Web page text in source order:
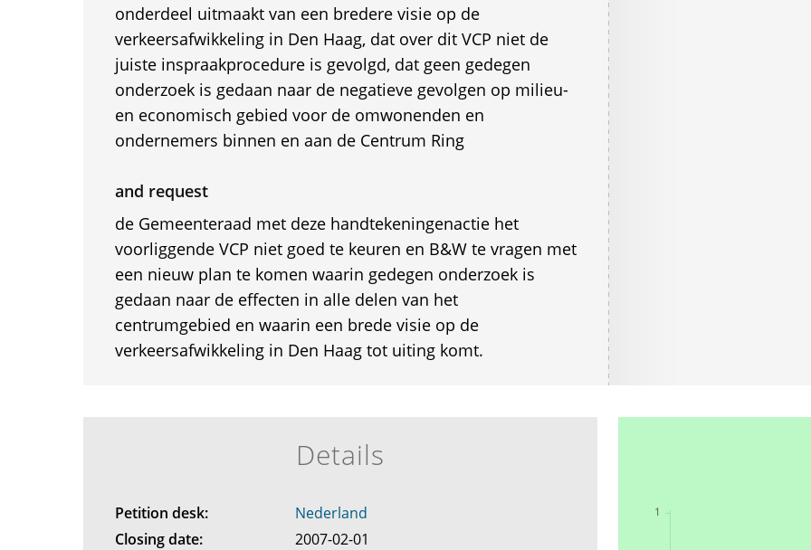
onderdeel uitmaakt van een bredere visie op de
verkeersafwikkeling in Den Haag, dat over dit VCP niet de
juiste inspraakprocedure is gevolgd, dat geen gedegen
onderzoek is gedaan naar de negatieve gevolgen op milieu-
en economisch gebied voor de omwonenden en
ondernemers binnen en aan de Centrum Ring
and request
de Gemeenteraad met deze handtekeningenactie het
voorliggende VCP niet goed te keuren en B&W te vragen met
een nieuw plan te komen waarin gedegen onderzoek is
gedaan naar de effecten in alle delen van het
centrumgebied en waarin een brede visie op de
verkeersafwikkeling in Den Haag tot uiting komt.
Details
Petition desk:
Nederland
Closing date:
2007-02-01